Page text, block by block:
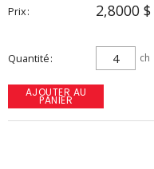
Prix 2,8000 $
Quantité ch
AJOUTER AU
PANIER